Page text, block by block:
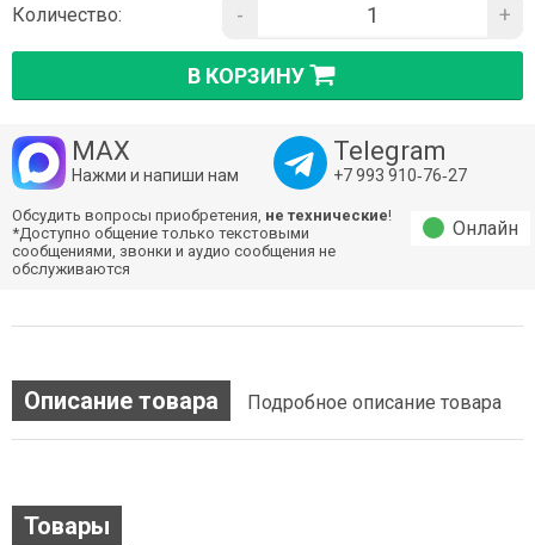
Количество: - +
В КОРЗИНУ
MAX
Нажми и напиши нам
Telegram
+7 993 910‑76‑27
Обсудить вопросы приобретения, не технические!
*Доступно общение только текстовыми
сообщениями, звонки и аудио сообщения не
обслуживаются
Онлайн
Описание товара Подробное описание товара
Товары